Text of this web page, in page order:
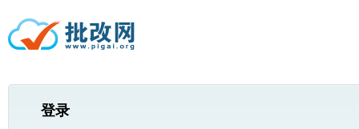
登录